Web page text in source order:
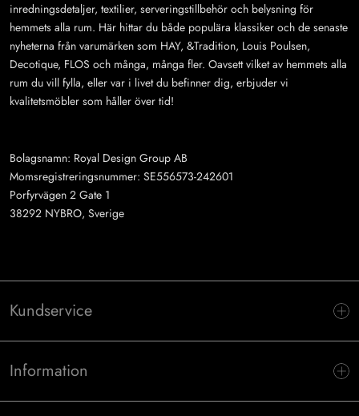
inredningsdetaljer, textilier, serveringstillbehör och belysning för
hemmets alla rum. Här hittar du både populära klassiker och de senaste
nyheterna från varumärken som HAY, &Tradition, Louis Poulsen,
Decotique, FLOS och många, många fler. Oavsett vilket av hemmets alla
rum du vill fylla, eller var i livet du befinner dig, erbjuder vi
kvalitetsmöbler som håller över tid!
Bolagsnamn: Royal Design Group AB
Momsregistreringsnummer: SE556573-242601
Porfyrvägen 2 Gate 1
38292 NYBRO, Sverige
Kundservice
Information